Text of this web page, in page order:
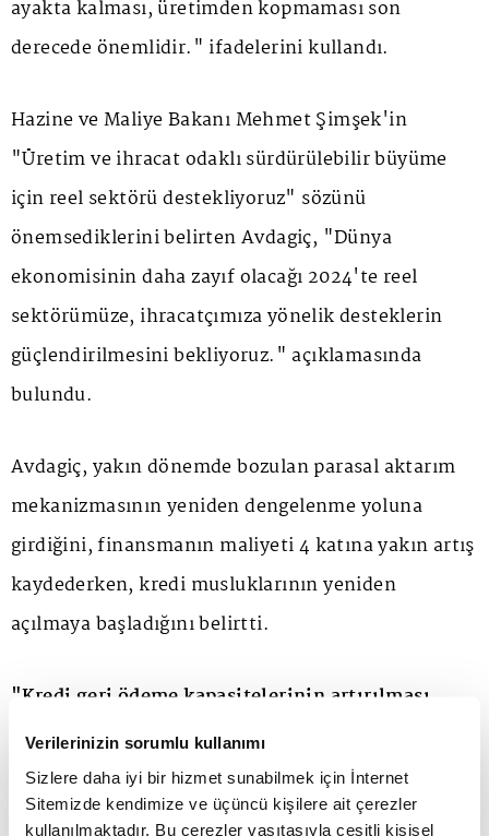
Verilerinizin sorumlu kullanımı
Sizlere daha iyi bir hizmet sunabilmek için İnternet
Sitemizde kendimize ve üçüncü kişilere ait çerezler
kullanılmaktadır. Bu çerezler vasıtasıyla çeşitli kişisel
ayakta kalması, üretimden kopmaması son
derecede önemlidir." ifadelerini kullandı.
Hazine ve Maliye Bakanı Mehmet Şimşek'in
"Üretim ve ihracat odaklı sürdürülebilir büyüme
için reel sektörü destekliyoruz" sözünü
önemsediklerini belirten Avdagiç, "Dünya
ekonomisinin daha zayıf olacağı 2024'te reel
sektörümüze, ihracatçımıza yönelik desteklerin
güçlendirilmesini bekliyoruz." açıklamasında
bulundu.
Avdagiç, yakın dönemde bozulan parasal aktarım
mekanizmasının yeniden dengelenme yoluna
girdiğini, finansmanın maliyeti 4 katına yakın artış
kaydederken, kredi musluklarının yeniden
açılmaya başladığını belirtti.
"Kredi geri ödeme kapasitelerinin artırılması,
önemli bir destek olur"
Avdagiç, büyüklere kıyasla, küçük ve orta ölçekli